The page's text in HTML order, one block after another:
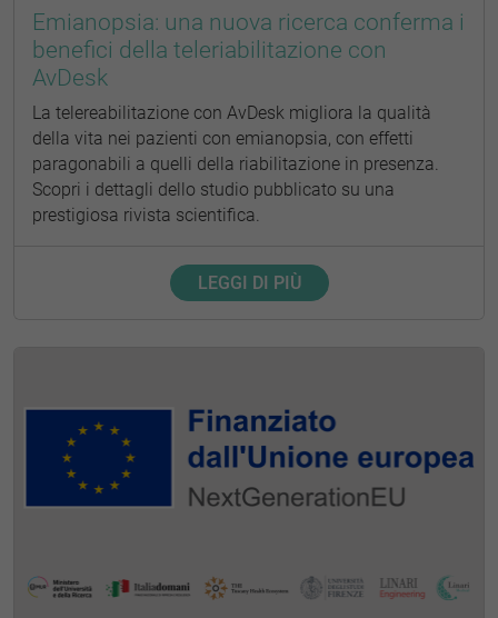
Emianopsia: una nuova ricerca conferma i
benefici della teleriabilitazione con
AvDesk
La telereabilitazione con AvDesk migliora la qualità
della vita nei pazienti con emianopsia, con effetti
paragonabili a quelli della riabilitazione in presenza.
Scopri i dettagli dello studio pubblicato su una
prestigiosa rivista scientifica.
LEGGI DI PIÙ